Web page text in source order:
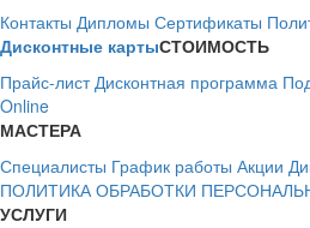
Контакты Дипломы Сертификаты
Дисконтные картыСТОИМОСТЬ
Прайс-лист Дисконтная программа
Online
МАСТЕРА
Специалисты График работы Акции
ПОЛИТИКА ОБРАБОТКИ
УСЛУГИ